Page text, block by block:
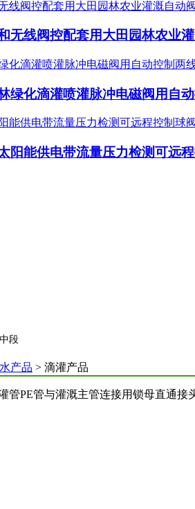
无线阀控配套用大田园林农业
绿化滴灌喷灌脉冲电磁阀用自
阳能供电带流量压力检测可远
段
产品 > 滴灌产品